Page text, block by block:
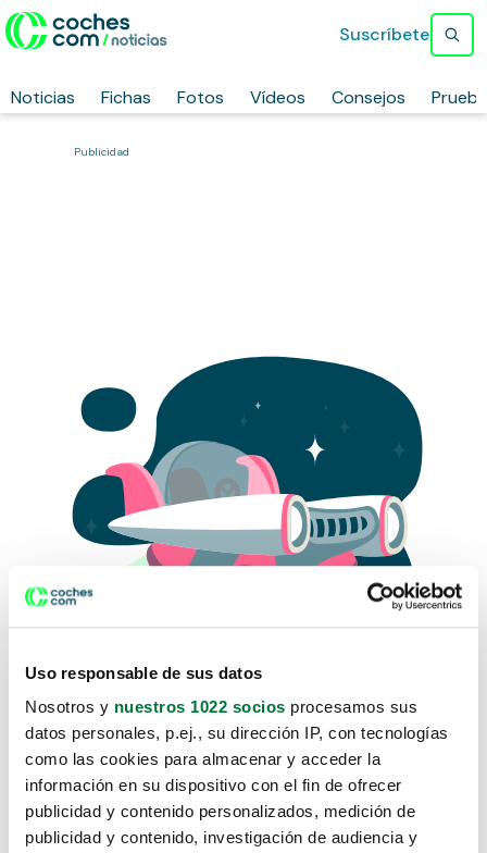
Uso responsable de sus datos
Nosotros y nuestros 1022 socios procesamos sus
datos personales, p.ej., su dirección IP, con tecnologías
como las cookies para almacenar y acceder la
información en su dispositivo con el fin de ofrecer
publicidad y contenido personalizados, medición de
publicidad y contenido, investigación de audiencia y
Noticias Fichas Fotos Vídeos Consejos
Suscríbete
Publicidad
Lo sentimos, no sabemos como
te hemos traido hasta aquí.